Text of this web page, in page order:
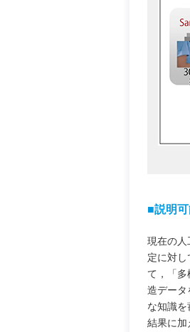
■説明
現在の人
定に対
て，「
造データ
な知識
結果に加